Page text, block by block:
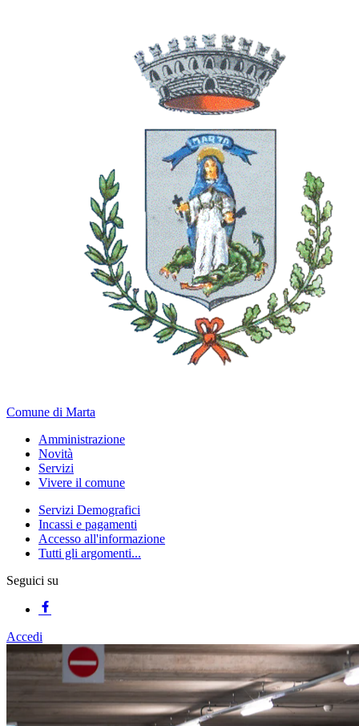
Comune di Marta
Amministrazione
Novità
Servizi
Vivere il comune
Servizi Demografici
Incassi e pagamenti
Accesso all'informazione
Tutti gli argomenti...
Seguici su
Accedi